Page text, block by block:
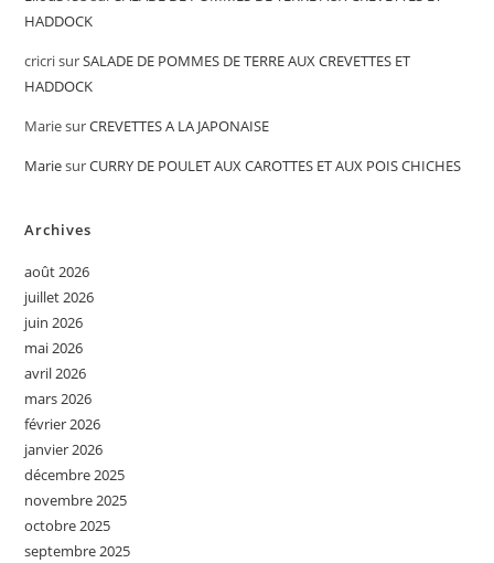
HADDOCK
cricrisurSALADE DE POMMES DE TERRE AUX CREVETTES ET
HADDOCK
MariesurCREVETTES A LA JAPONAISE
MariesurCURRY DE POULET AUX CAROTTES ET AUX POIS CHICHES
Archives
août 2026
juillet 2026
juin 2026
mai 2026
avril 2026
mars 2026
février 2026
janvier 2026
décembre 2025
novembre 2025
octobre 2025
septembre 2025